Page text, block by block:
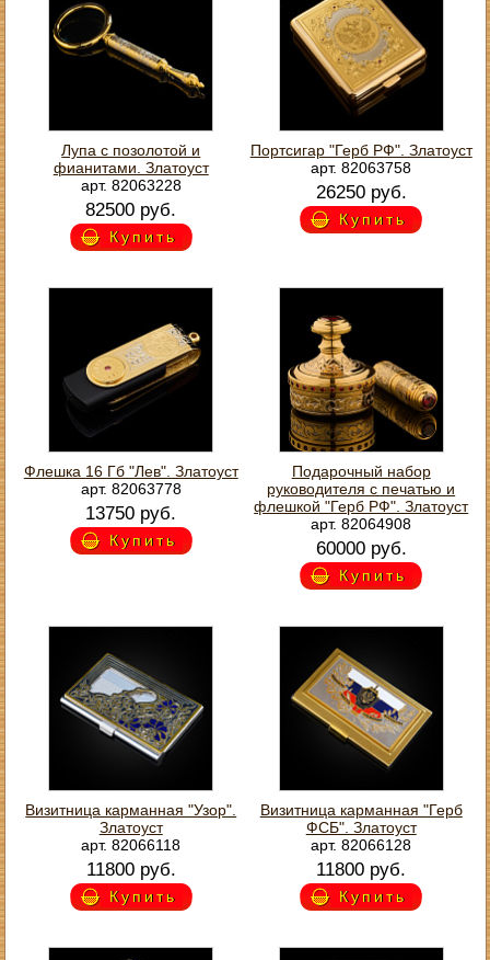
Лупа с позолотой и
фианитами. Златоуст
арт. 82063228
82500 руб.
Купить
Портсигар "Герб РФ". Златоуст
арт. 82063758
26250 руб.
Купить
Флешка 16 Гб "Лев". Златоуст
арт. 82063778
13750 руб.
Купить
Подарочный набор
руководителя с печатью и
флешкой "Герб РФ". Златоуст
арт. 82064908
60000 руб.
Купить
Визитница карманная "Узор".
Златоуст
арт. 82066118
11800 руб.
Купить
Визитница карманная "Герб
ФСБ". Златоуст
арт. 82066128
11800 руб.
Купить